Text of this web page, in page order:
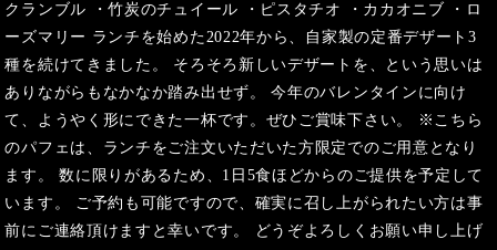
クランブル ・竹炭のチュイール ・ピスタチオ ・カカオニブ ・ロ
ーズマリー ランチを始めた2022年から、自家製の定番デザート3
種を続けてきました。 そろそろ新しいデザートを、という思いは
ありながらもなかなか踏み出せず。 今年のバレンタインに向け
て、ようやく形にできた一杯です。ぜひご賞味下さい。 ※こちら
のパフェは、ランチをご注文いただいた方限定でのご用意となり
ます。 数に限りがあるため、1日5食ほどからのご提供を予定して
います。 ご予約も可能ですので、確実に召し上がられたい方は事
前にご連絡頂けますと幸いです。 どうぞよろしくお願い申し上げ